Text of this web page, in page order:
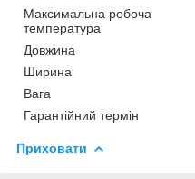
Максимальна робоча
температура
Довжина
Ширина
Вага
Гарантійний термін
Приховати